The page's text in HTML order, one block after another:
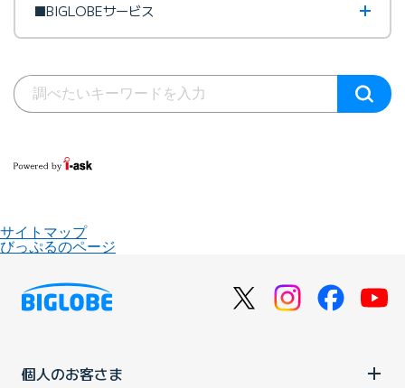
■BIGLOBEサービス
サイトマップ
びっぷるのページ
個人のお客さま